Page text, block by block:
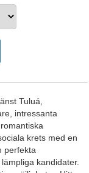
Tuluá,
intressanta
krets med en
perfekta
kandidater.